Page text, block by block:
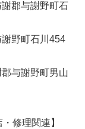
郡与謝野町石
野町石川454
与謝野町男山
修理関連】